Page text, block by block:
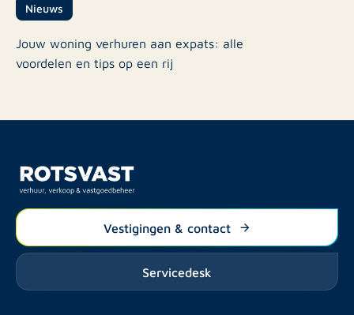
Nieuws
Jouw woning verhuren aan expats: alle
voordelen en tips op een rij
Vestigingen & contact
Servicedesk